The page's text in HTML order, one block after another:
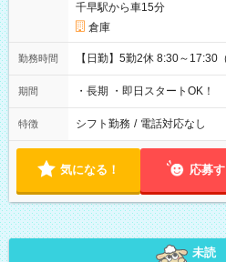
千早駅から車15分
倉庫
勤務時間 【日勤】5勤2休 8:30～17:30
期間 ・長期 ・即日スタートOK！
特徴 シフト勤務 / 電話対応なし
気になる！ 応募
未読